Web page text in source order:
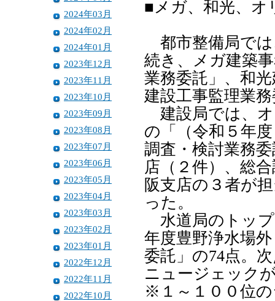
2024年03月
2024年02月
2024年01月
2023年12月
2023年11月
2023年10月
2023年09月
2023年08月
2023年07月
2023年06月
2023年05月
2023年04月
2023年03月
2023年02月
2023年01月
2022年12月
2022年11月
2022年10月
■メガ、和光、オ
都市整備局では
続き、メガ建築
業務委託」、和
建設工事監理業
建設局では、
の「（令和５年
調査・検討業務
店（２件）、総
阪支店の３者が
った。
水道局のトップ
年度豊野浄水場
委託」の74点。
ニュージェック
※１～１００位